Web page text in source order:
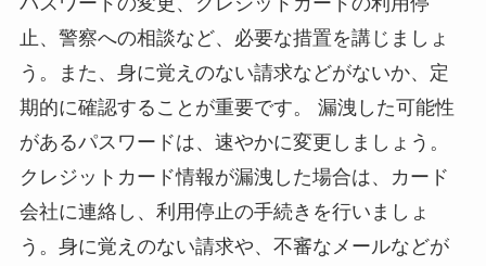
止、警察への相談など、必要な措置を講じましょ
う。また、身に覚えのない請求などがないか、定
期的に確認することが重要です。 漏洩した可能性
があるパスワードは、速やかに変更しましょう。
クレジットカード情報が漏洩した場合は、カード
会社に連絡し、利用停止の手続きを行いましょ
う。身に覚えのない請求や、不審なメールなどが